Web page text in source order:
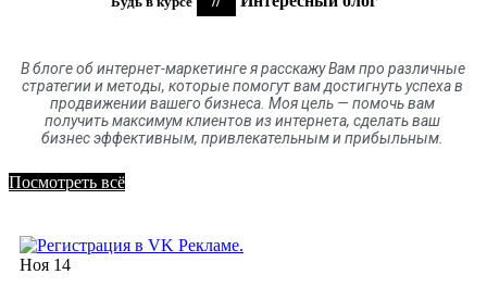
В блогеобинтернет-маркетинге я расскажу Вам про различные
стратегии и методы, которые помогут вам достигнуть успеха в
продвижении вашего бизнеса. Моя цель — помочь вам
получить максимум клиентовизинтернета, сделать ваш
бизнес эффективным, привлекательным и прибыльным.
Посмотреть всё
Ноя 14